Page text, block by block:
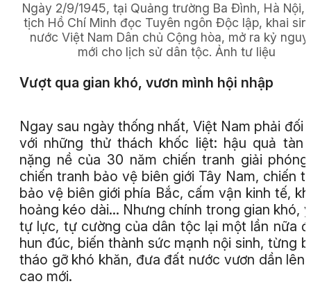
Ngày 2/9/1945, tại Quảng trường Ba Đình, Hà Nội,
tịch Hồ Chí Minh đọc Tuyên ngôn Độc lập, khai
nước Việt Nam Dân chủ Cộng hòa, mở ra kỷ
mới cho lịch sử dân tộc. Ảnh tư liệu
Vượt qua gian khó, vươn mình hội nhập
Ngay sau ngày thống nhất, Việt Nam phải đối
với những thử thách khốc liệt: hậu quả tàn
nặng nề của 30 năm chiến tranh giải
chiến tranh bảo vệ biên giới Tây Nam, chiến
bảo vệ biên giới phía Bắc, cấm vận kinh tế,
hoảng kéo dài… Nhưng chính trong gian khó,
tự lực, tự cường của dân tộc lại một lần nữa
hun đúc, biến thành sức mạnh nội sinh, từng
tháo gỡ khó khăn, đưa đất nước vươn dần lên
cao mới.